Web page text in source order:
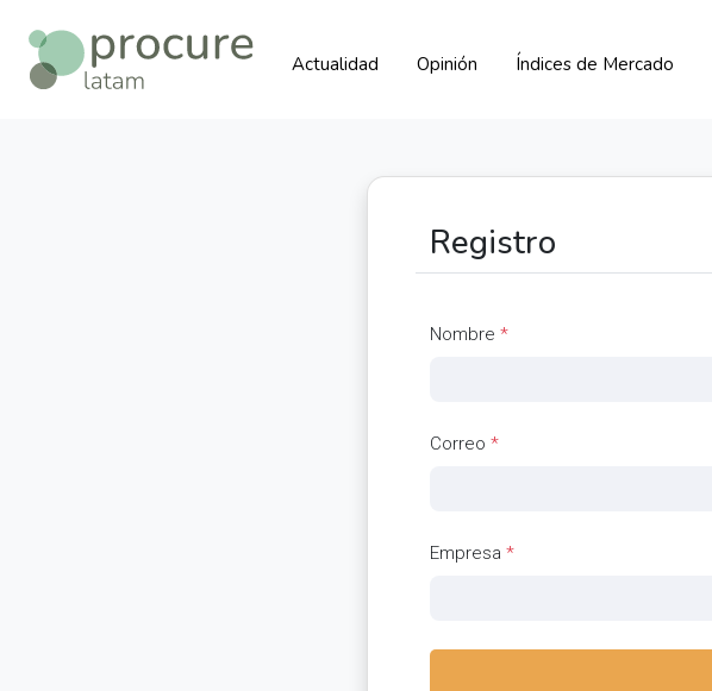
Actualidad Opinión Índices de Mercado
Registro
Nombre *
Correo *
Empresa *